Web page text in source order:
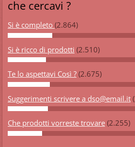
che cercavi ?
Si è completo (2.864)
Si è ricco di prodotti (2.510)
Te lo aspettavi Così ? (2.675)
Suggerimenti scrivere a dso@email.it
Che prodotti vorreste trovare (2.255)